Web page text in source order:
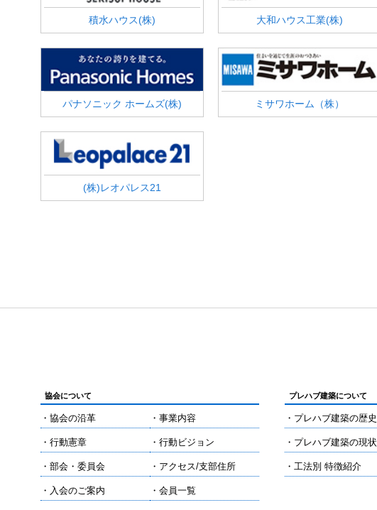
積水ハウス(株) 大和ハウス工業(株)
パナソニック ホームズ(株) ミサワホーム（株）
(株)レオパレス21
協会について
・協会の沿革 ・事業内容
・行動憲章 ・行動ビジョン
・部会・委員会 ・アクセス/支部住所
・入会のご案内 ・会員一覧
プレハブ建築について
・プレハブ建築の歴史
・プレハブ建築の現状
・工法別 特徴紹介